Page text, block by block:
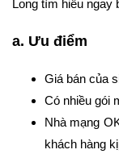
Long tìm hiểu ngay
a. Ưu điểm
Giá bán của
Có nhiều gói
Nhà mạng
khách hàng